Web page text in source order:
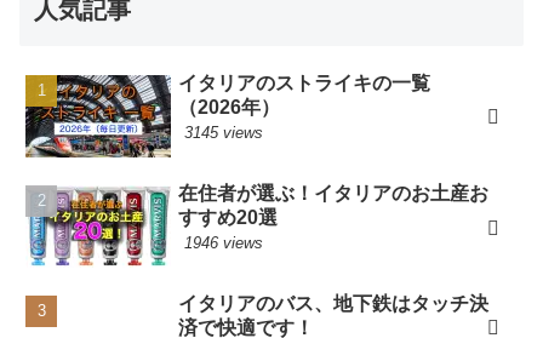
人気記事
イタリアのストライキの一覧
（2026年）
3145 views
在住者が選ぶ！イタリアのお土産お
すすめ20選
1946 views
イタリアのバス、地下鉄はタッチ決
済で快適です！